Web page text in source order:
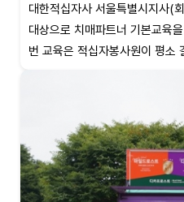
대한적십자사 서울특별시지사(
대상으로 치매파트너 기본교육
번 교육은 적십자봉사원이 평소